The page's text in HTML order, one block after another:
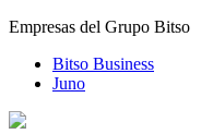
Empresas del Grupo Bitso
Bitso Business
Juno